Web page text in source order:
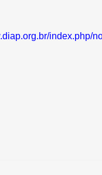
index.php/